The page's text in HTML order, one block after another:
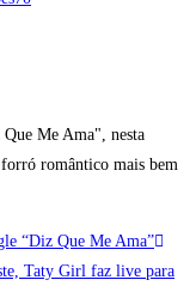
Me Ama", nesta
romântico mais bem
“Diz Que Me Ama”